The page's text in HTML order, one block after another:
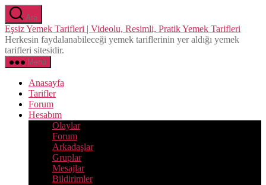
İçeriğe
atla
Ara
Eşsiz Yemek Tarifleri | Videolu, Resimli, Pratik Yemek Tarifleri
Herkesin faydalanabileceği yemek tariflerinin yer aldığı yemek
tarifleri sitesidir.
Menü
Anasayfa
Tarifler
Forum
Hesabım
Olaylar
Forum
Arkadaşlar
Gruplar
Mesajlar
Bildirimler